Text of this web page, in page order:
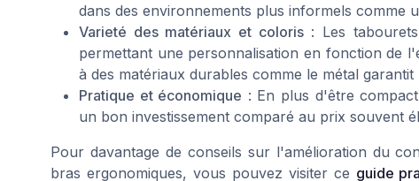
dans des environnements plus informels comme
Varieté des matériaux et coloris: Les tabourets
permettant une personnalisation en fonction de
à des matériaux durables comme le métal
Pratique et économique : En plus d'être
un bon investissement comparé au prix souvent
Pour davantage de conseils sur l'amélioration du
bras ergonomiques, vous pouvez visiter ce guide